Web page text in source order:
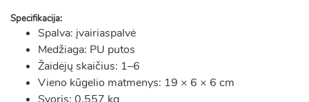
Specifikacija:
Spalva: įvairiaspalvė
Medžiaga: PU putos
Žaidėjų skaičius: 1–6
Vieno kūgelio matmenys: 19 × 6 × 6 cm